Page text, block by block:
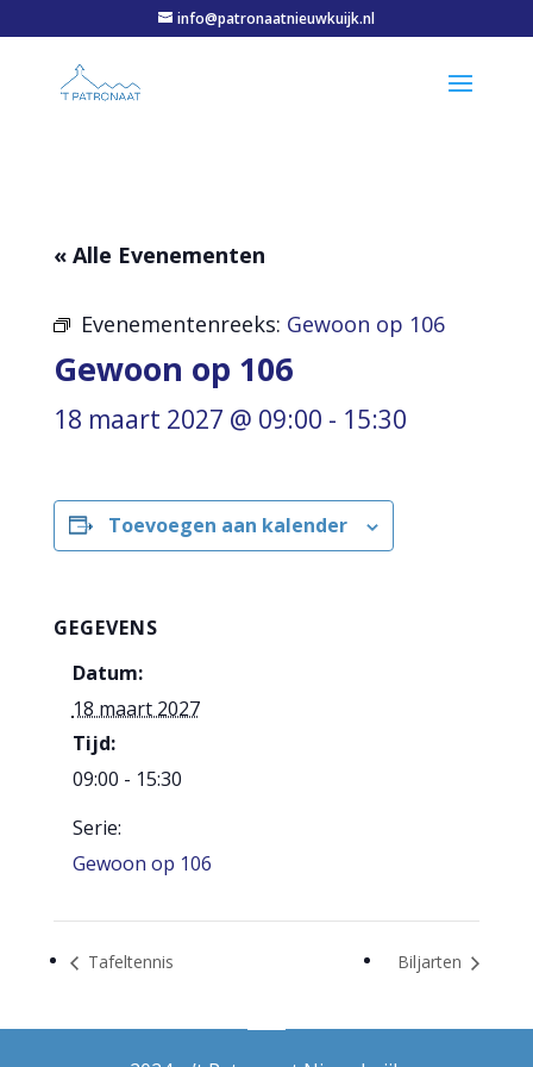
info@patronaatnieuwkuijk.nl
« Alle Evenementen
Evenementenreeks: Gewoon op 106
Gewoon op 106
18 maart 2027 @ 09:00 - 15:30
Toevoegen aan kalender
GEGEVENS
Datum:
18 maart 2027
Tijd:
09:00 - 15:30
Serie:
Gewoon op 106
Tafeltennis Biljarten